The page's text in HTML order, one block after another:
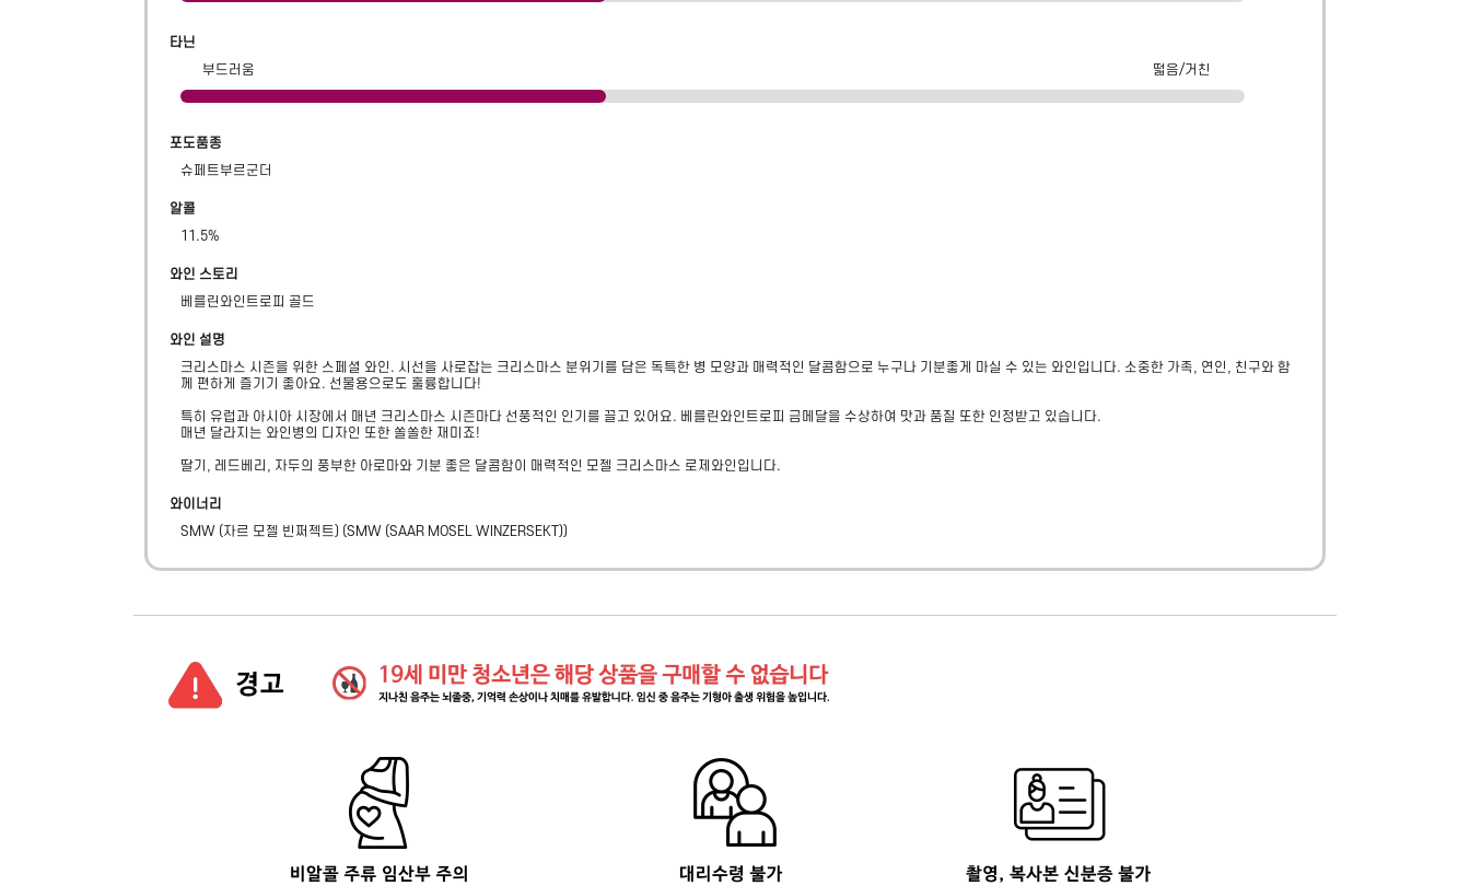
타닌
부드러움
떫음/거친
포도품종
슈페트부르군더
알콜
11.5%
와인 스토리
베를린와인트로피 골드
와인 설명
크리스마스 시즌을 위한 스페셜 와인. 시선을 사로잡는 크리스마스 분위기를 담은 독특한 병 모양과 매력적인 달콤함으로 누구나 기분좋게 마실 수 있는 와인입니다. 소중한 가족, 연인, 친구와 함
께 편하게 즐기기 좋아요. 선물용으로도 훌륭합니다!
특히 유럽과 아시아 시장에서 매년 크리스마스 시즌마다 선풍적인 인기를 끌고 있어요. 베를린와인트로피 금메달을 수상하여 맛과 품질 또한 인정받고 있습니다.
매년 달라지는 와인병의 디자인 또한 쏠쏠한 재미죠!
딸기, 레드베리, 자두의 풍부한 아로마와 기분 좋은 달콤함이 매력적인 모젤 크리스마스 로제와인입니다.
와이너리
SMW (자르 모젤 빈쩌젝트) (SMW (SAAR MOSEL WINZERSEKT))